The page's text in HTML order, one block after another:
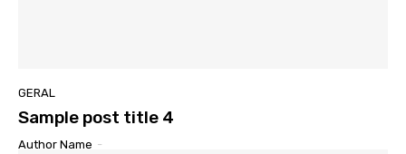
GERAL
Sample post title 4
Author Name -